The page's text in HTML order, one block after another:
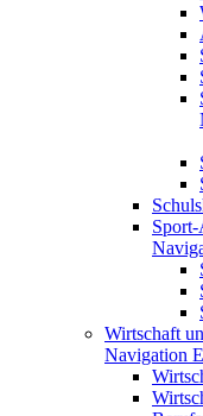
Wirtschaft
Navigation